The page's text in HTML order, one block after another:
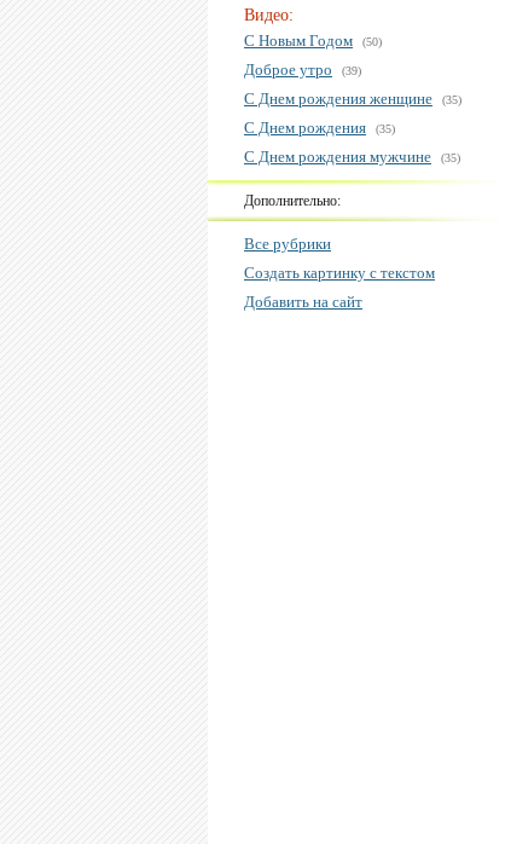
Видео:
С Новым Годом
(50)
Доброе утро (39)
С Днем рождения женщине (35)
С Днем рождения (35)
С Днем рождения мужчине (35)
Дополнительно:
Все рубрики
Создать картинку с текстом
Добавить на сайт